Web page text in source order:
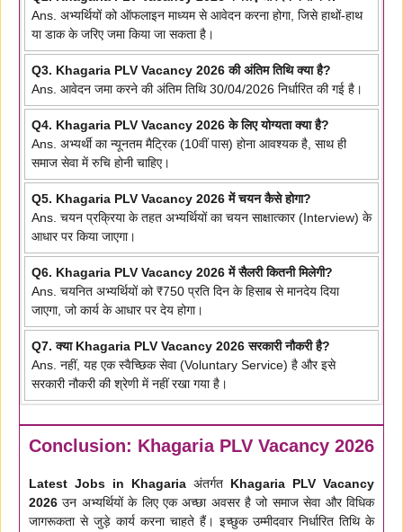
Ans. अभ्यर्थियों को ऑफलाइन माध्यम से आवेदन करना होगा, जिसे हाथों-हाथ
या डाक के जरिए जमा किया जा सकता है।
Q3. Khagaria PLV Vacancy 2026 की अंतिम तिथि क्या है?
Ans. आवेदन जमा करने की अंतिम तिथि 30/04/2026 निर्धारित की गई है।
Q4. Khagaria PLV Vacancy 2026 के लिए योग्यता क्या है?
Ans. अभ्यर्थी का न्यूनतम मैट्रिक (10वीं पास) होना आवश्यक है, साथ ही
समाज सेवा में रुचि होनी चाहिए।
Q5. Khagaria PLV Vacancy 2026 में चयन कैसे होगा?
Ans. चयन प्रक्रिया के तहत अभ्यर्थियों का चयन साक्षात्कार (Interview) के
आधार पर किया जाएगा।
Q6. Khagaria PLV Vacancy 2026 में सैलरी कितनी मिलेगी?
Ans. चयनित अभ्यर्थियों को ₹750 प्रति दिन के हिसाब से मानदेय दिया
जाएगा, जो कार्य के आधार पर देय होगा।
Q7. क्या Khagaria PLV Vacancy 2026 सरकारी नौकरी है?
Ans. नहीं, यह एक स्वैच्छिक सेवा (Voluntary Service) है और इसे
सरकारी नौकरी की श्रेणी में नहीं रखा गया है।
Conclusion: Khagaria PLV Vacancy 2026
Latest Jobs in Khagaria अंतर्गत Khagaria PLV Vacancy
2026 उन अभ्यर्थियों के लिए एक अच्छा अवसर है जो समाज सेवा और विधिक
जागरूकता से जुड़े कार्य करना चाहते हैं। इच्छुक उम्मीदवार निर्धारित तिथि के